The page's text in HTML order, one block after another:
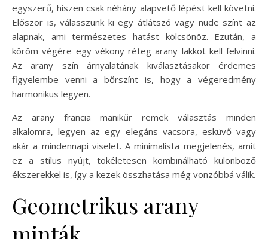
egyszerű, hiszen csak néhány alapvető lépést kell követni.
Először is, válasszunk ki egy átlátszó vagy nude színt az
alapnak, ami természetes hatást kölcsönöz. Ezután, a
köröm végére egy vékony réteg arany lakkot kell felvinni.
Az arany szín árnyalatának kiválasztásakor érdemes
figyelembe venni a bőrszínt is, hogy a végeredmény
harmonikus legyen.
Az arany francia manikűr remek választás minden
alkalomra, legyen az egy elegáns vacsora, esküvő vagy
akár a mindennapi viselet. A minimalista megjelenés, amit
ez a stílus nyújt, tökéletesen kombinálható különböző
ékszerekkel is, így a kezek összhatása még vonzóbbá válik.
Geometrikus arany